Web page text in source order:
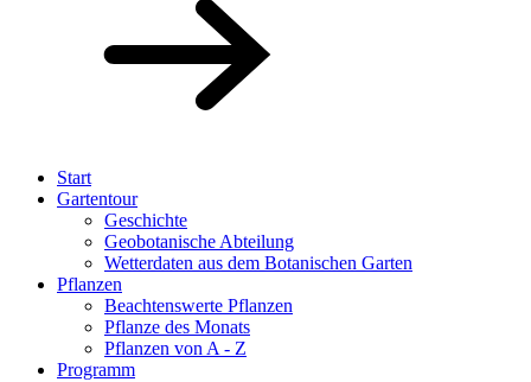
Start
Gartentour
Geschichte
Geobotanische Abteilung
Wetterdaten aus dem Botanischen Garten
Pflanzen
Beachtenswerte Pflanzen
Pflanze des Monats
Pflanzen von A - Z
Programm